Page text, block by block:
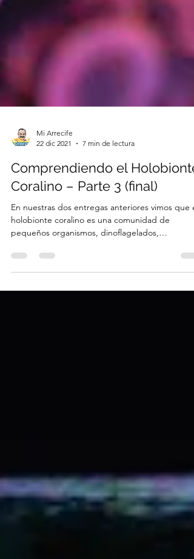
Mi Arrecife
22 dic 2021
7 min de lectura
Comprendiendo el Holobionte
Coralino – Parte 3 (final)
En nuestras dos entregas anteriores vimos que el
pequeños organismos, dinoflagelados,
bacterias,...